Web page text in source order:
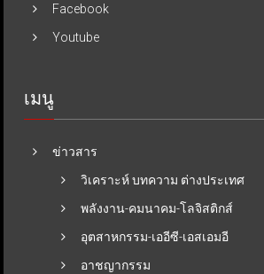
Facebook
Youtube
เมนู
ข่าวสาร
วิเคราะห์ บทความ ต่างประเทศ
พลังงาน-คมนาคม-โลจิสติกส์
อุตสาหกรรม-เออีซี-เอสเอมอี
อาชญากรรม